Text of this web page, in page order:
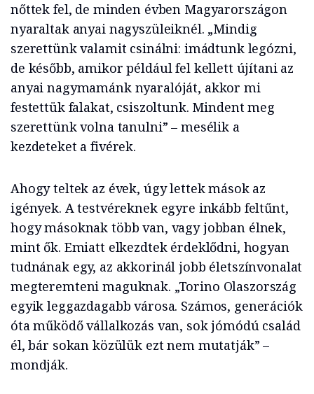
nőttek fel, de minden évben Magyarországon
nyaraltak anyai nagyszüleiknél. „Mindig
szerettünk valamit csinálni: imádtunk legózni,
de később, amikor például fel kellett újítani az
anyai nagymamánk nyaralóját, akkor mi
festettük falakat, csiszoltunk. Mindent meg
szerettünk volna tanulni” – mesélik a
kezdeteket a fivérek.
Ahogy teltek az évek, úgy lettek mások az
igények. A testvéreknek egyre inkább feltűnt,
hogy másoknak több van, vagy jobban élnek,
mint ők. Emiatt elkezdtek érdeklődni, hogyan
tudnának egy, az akkorinál jobb életszínvonalat
megteremteni maguknak. „Torino Olaszország
egyik leggazdagabb városa. Számos, generációk
óta működő vállalkozás van, sok jómódú család
él, bár sokan közülük ezt nem mutatják” –
mondják.